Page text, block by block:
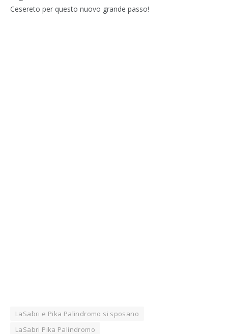
Cesereto per questo nuovo grande passo!
LaSabri e Pika Palindromo si sposano
LaSabri Pika Palindromo